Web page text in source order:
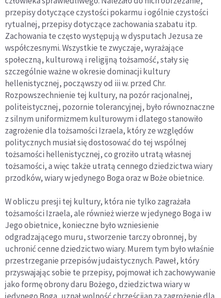
przepisy dotyczące czystości pokarmu i ogólnie czystości
rytualnej, przepisy dotyczące zachowania szabatu itp.
Zachowania te często występują w dysputach Jezusa ze
współczesnymi. Wszystkie te zwyczaje, wyrażające
społeczną, kulturową i religijną tożsamość, stały się
szczególnie ważne w okresie dominacji kultury
hellenistycznej, począwszy od iii w. przed Chr.
Rozpowszechnienie tej kultury, na pozór racjonalnej,
politeistycznej, pozornie tolerancyjnej, było równoznaczne
z silnym uniformizmem kulturowym i dlatego stanowiło
zagrożenie dla tożsamości Izraela, który ze względów
politycznych musiał się dostosować do tej wspólnej
tożsamości hellenistycznej, co groziło utratą własnej
tożsamości, a więc także utratą cennego dziedzictwa wiary
przodków, wiary w jedynego Boga oraz w Boże obietnice.
W obliczu presji tej kultury, która nie tylko zagrażała
tożsamości Izraela, ale również wierze w jedynego Boga i w
Jego obietnice, konieczne było wzniesienie
odgradzającego muru, stworzenie tarczy obronnej, by
uchronić cenne dziedzictwo wiary. Murem tym było właśnie
przestrzeganie przepisów judaistycznych. Paweł, który
przyswajając sobie te przepisy, pojmował ich zachowywanie
jako formę obrony daru Bożego, dziedzictwa wiary w